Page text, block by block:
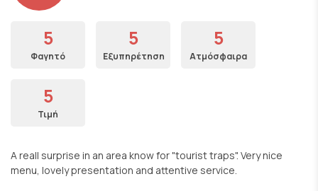
5
Φαγητό
5
Εξυπηρέτηση
5
Ατμόσφαιρα
5
Τιμή
A reall surprise in an area know for "tourist traps". Very nice
menu, lovely presentation and attentive service.